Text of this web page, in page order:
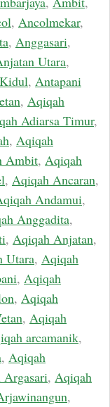
, Ancolmekar,
, Anggasari,
Utara,
, Antapani
, Aqiqah
Adiarsa Timur,
, Aqiqah
Ambit, Aqiqah
, Aqiqah Ancaran,
Andamui,
Anggadita,
, Aqiqah Anjatan,
Utara, Aqiqah
, Aqiqah
, Aqiqah
, Aqiqah
arcamanik,
, Aqiqah
, Aqiqah
,